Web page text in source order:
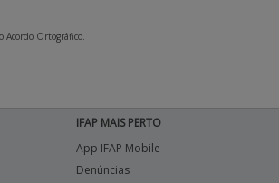
Acordo Ortográfico.
IFAP MAIS PERTO
App IFAP Mobile
Denúncias